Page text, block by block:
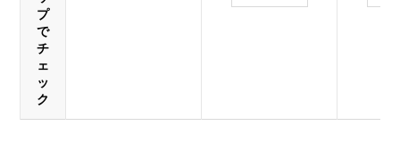
プ
で
チ
ェ
ッ
ク